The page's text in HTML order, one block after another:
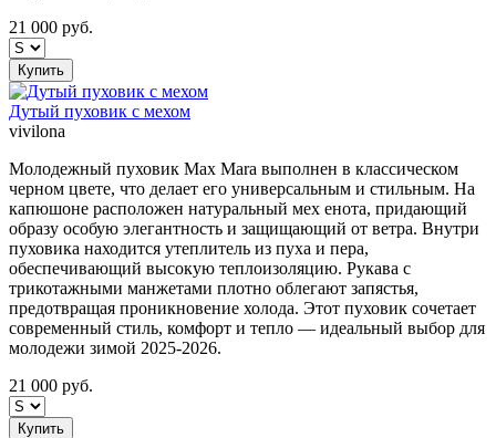
21 000 руб.
Купить
Дутый пуховик с мехом
vivilona
Молодежный пуховик Max Mara выполнен в классическом
черном цвете, что делает его универсальным и стильным. На
капюшоне расположен натуральный мех енота, придающий
образу особую элегантность и защищающий от ветра. Внутри
пуховика находится утеплитель из пуха и пера,
обеспечивающий высокую теплоизоляцию. Рукава с
трикотажными манжетами плотно облегают запястья,
предотвращая проникновение холода. Этот пуховик сочетает
современный стиль, комфорт и тепло — идеальный выбор для
молодежи зимой 2025-2026.
21 000 руб.
Купить